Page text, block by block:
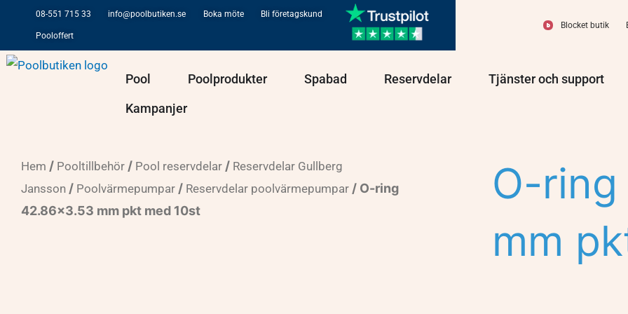
innehåll
08-551 715 33 info@poolbutiken.se Boka möte Bli företagskund
Pooloffert
Blocket butik
Pool Öppna PoolPoolprodukter Öppna Poolprodukter
Spabad Öppna Spabad
Reservdelar Öppna Reservdelar
Tjänster och support
Kampanjer
Hem / Pooltillbehör / Pool reservdelar / Reservdelar Gullberg
Jansson / Poolvärmepumpar / Reservdelar poolvärmepumpar / O-ring
42.86×3.53 mm pkt med 10st
O-
mm